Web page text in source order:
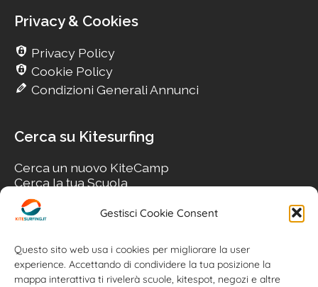
Gestisci Cookie Consent
Questo sito web usa i cookies per migliorare la user
experience. Accettando di condividere la tua posizione la
mappa interattiva ti rivelerà scuole, kitespot, negozi e altre
Privacy & Cookies
Privacy Policy
Cookie Policy
Condizioni Generali Annunci
Cerca su Kitesurfing
Cerca un nuovo KiteCamp
Cerca la tua Scuola
Cerca il tuo KiteSpot
Cerca Accommodation
Cerca il tuo Usato